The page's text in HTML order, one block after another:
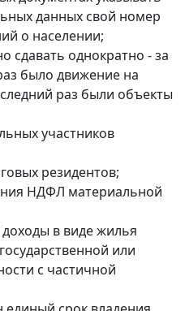
данных свой номер
о населении;
сдавать однократно - за
было движение на
раз были объекты
участников
резидентов;
НДФЛ материальной
в виде жилья
или
с частичной